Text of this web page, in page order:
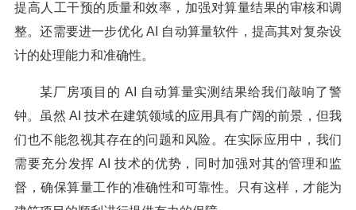
提高人工干预的质量和效率，加强对算量结果的审核和调
整。还需要进一步优化 AI 自动算量软件，提高其对复杂设
计的处理能力和准确性。
某厂房项目的 AI 自动算量实测结果给我们敲响了警
钟。虽然 AI 技术在建筑领域的应用具有广阔的前景，但我
们也不能忽视其存在的问题和风险。在实际应用中，我们
需要充分发挥 AI 技术的优势，同时加强对其的管理和监
督，确保算量工作的准确性和可靠性。只有这样，才能为